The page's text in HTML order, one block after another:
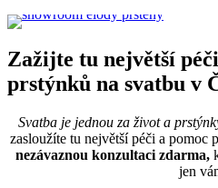
Zažijte tu největší
prstýnků na svatbu v
Svatba je jednou za život a
zasloužíte tu největší péči a pomoc
nezávaznou konzultaci zdarma,
jen